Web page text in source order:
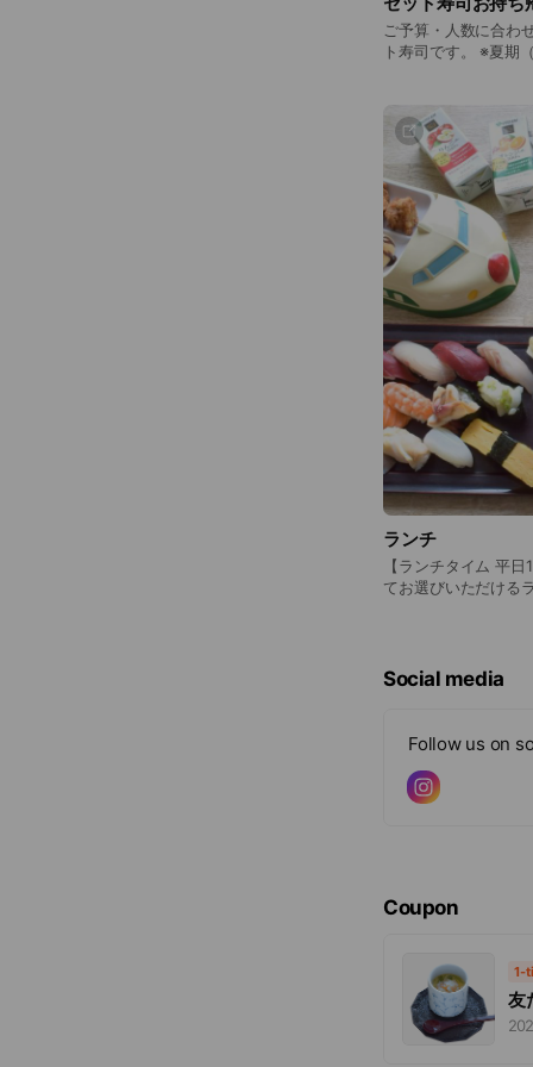
ご予算・人数に合わ
ト寿司です。 ※夏期（6〜9月）は、お持ち帰りできないも
はお問い合わせくだ
ランチ
【ランチタイム 平
てお選びいただける
Social media
Follow us on
Coupon
1-
友